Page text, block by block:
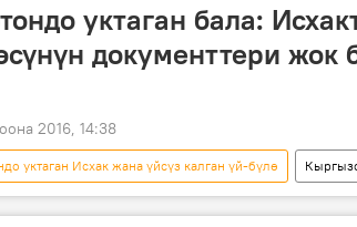
уктаган бала:
документтери жок
2016, 14:38
уктаган Исхак жана үйсүз калган үй-бүлө
шаары
картон документ